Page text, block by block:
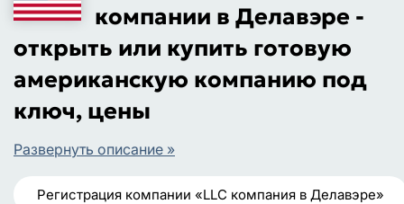
компании в Делавэре -
открыть или купить готовую
американскую компанию под
ключ, цены
Развернуть описание »
Регистрация компании «LLC компания в Делавэре»